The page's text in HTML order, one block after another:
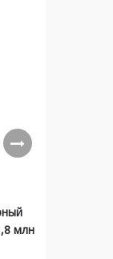
млн